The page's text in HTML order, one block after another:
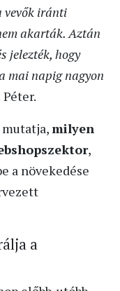
vevők iránti
akarták. Aztán
jelezték, hogy
mai napig nagyon
milyen
,
a növekedése
a